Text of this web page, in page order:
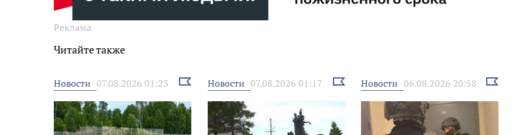
Реклама
Читайте также
Новости 07.08.2026 01:23
Выбрать
новость
Новости 07.08.2026 01:17
Выбрать
новость
Новости 06.08.2026 20:58
Выбрать